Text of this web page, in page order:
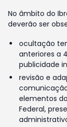
No âmbito do
deverão ser
ocultação
anteriores a
publicidade
revisão e
elementos
Federal,